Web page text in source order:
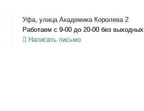
Уфа, улица Академика Королева 2
Работаем с 9-00 до 20-00 без выходных
Написать письмо